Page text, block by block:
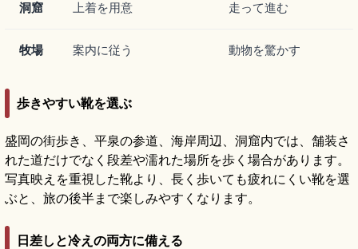
洞窟 上着を用意 走って進む
牧場 案内に従う 動物を驚かす
歩きやすい靴を選ぶ
盛岡の街歩き、平泉の参道、海岸周辺、洞窟内では、舗装さ
れた道だけでなく段差や濡れた場所を歩く場合があります。
写真映えを重視した靴より、長く歩いても疲れにくい靴を選
ぶと、旅の後半まで楽しみやすくなります。
日差しと冷えの両方に備える